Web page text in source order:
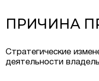
ПРИЧИНА
Стратегические
деятельности